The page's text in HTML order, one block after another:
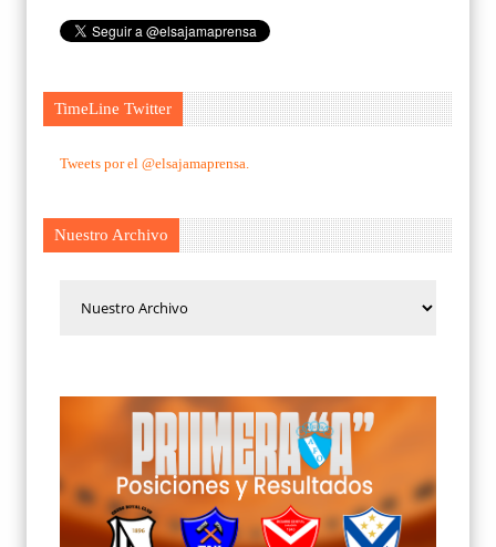
TimeLine Twitter
Tweets por el @elsajamaprensa.
Nuestro Archivo